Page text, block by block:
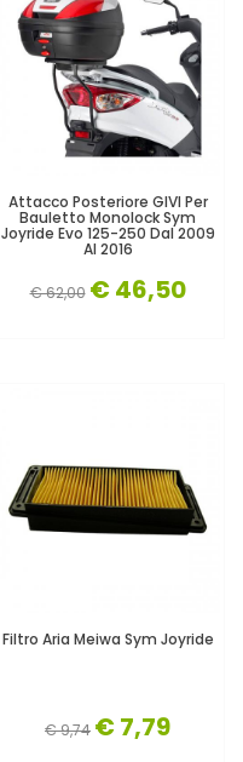
Attacco Posteriore GIVI Per
Bauletto Monolock Sym
Joyride Evo 125-250 Dal 2009
Al 2016
€ 62,00 € 46,50
Filtro Aria Meiwa Sym Joyride
€ 9,74 € 7,79